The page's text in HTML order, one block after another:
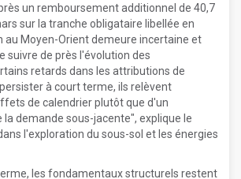
un remboursement additionnel de 40,7
sur la tranche obligataire libellée en
au Moyen-Orient demeure incertaine et
suivre de près l'évolution des
retards dans les attributions de
à court terme, ils relèvent
de calendrier plutôt que d'un
demande sous-jacente", explique le
l'exploration du sous-sol et les énergies
les fondamentaux structurels restent